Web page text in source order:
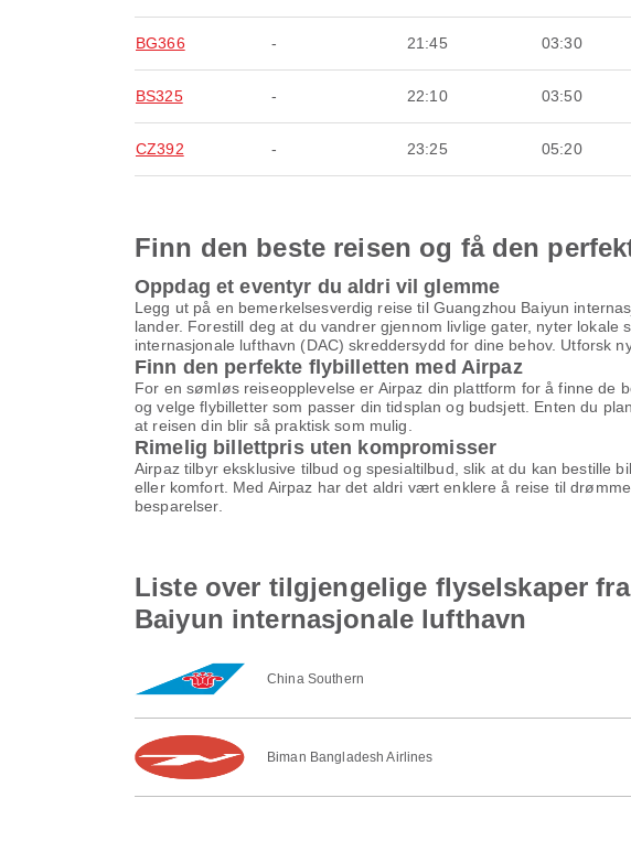
BG366 - 21:45 03:30
BS325 - 22:10 03:50
CZ392 - 23:25 05:20
Finn den beste reisen og få den
Oppdag et eventyr du aldri vil glemme
Legg ut på en bemerkelsesverdig reise til Guangzhou Baiyun
lander. Forestill deg at du vandrer gjennom livlige gater, nyter
internasjonale lufthavn (DAC) skreddersydd for dine behov. Utforsk
Finn den perfekte flybilletten med Airpaz
For en sømløs reiseopplevelse er Airpaz din plattform for å finne de
og velge flybilletter som passer din tidsplan og budsjett. Enten du
at reisen din blir så praktisk som mulig.
Rimelig billettpris uten kompromisser
Airpaz tilbyr eksklusive tilbud og spesialtilbud, slik at du kan bestille
eller komfort. Med Airpaz har det aldri vært enklere å reise til
besparelser.
Liste over tilgjengelige flyselskaper
Baiyun internasjonale lufthavn
China Southern
Biman Bangladesh Airlines